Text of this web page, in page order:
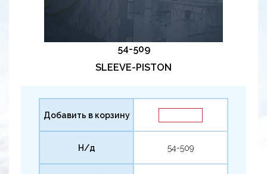
54-509
SLEEVE-PISTON
Добавить в корзину
Н/д 54-509